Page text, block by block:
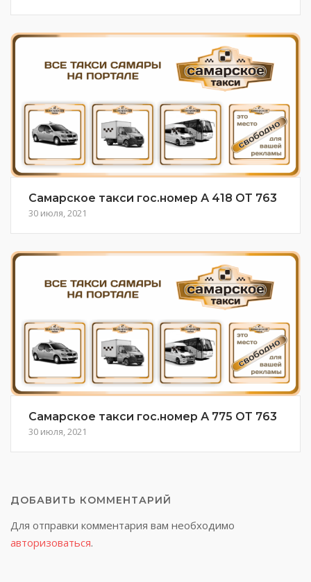
Самарское такси гос.номер А 418 ОТ 763
30 июля, 2021
Самарское такси гос.номер А 775 ОТ 763
30 июля, 2021
ДОБАВИТЬ КОММЕНТАРИЙ
Для отправки комментария вам необходимо
авторизоваться.